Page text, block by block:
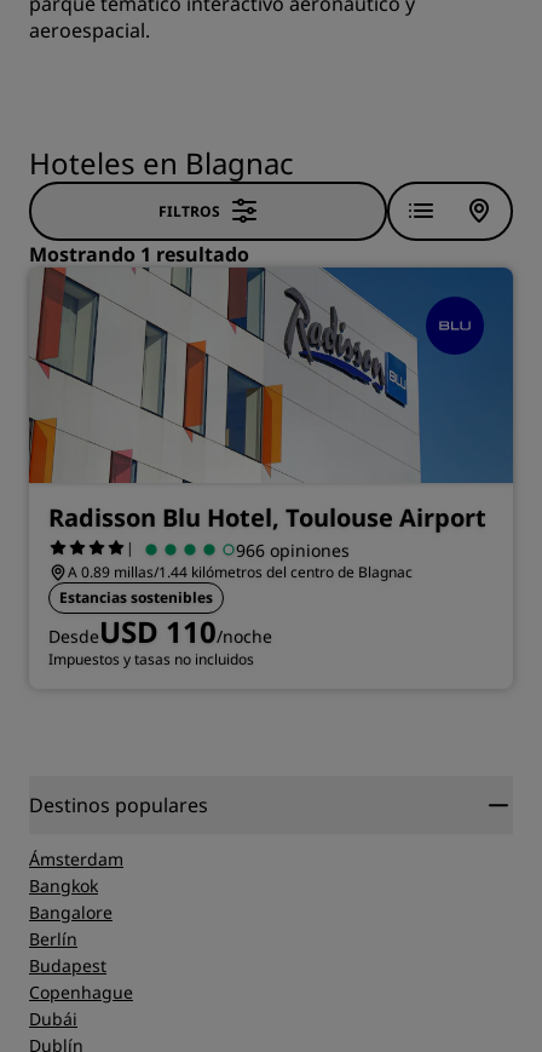
aeroespacial.
Hoteles en Blagnac
FILTROS
Mostrando 1 resultado
Radisson Blu Hotel, Toulouse Airport
| 966 opiniones
A 0.89 millas/1.44 kilómetros del centro de Blagnac
Estancias sostenibles
DesdeUSD 110/noche
Impuestos y tasas no incluidos
Destinos populares
Ámsterdam
Bangkok
Bangalore
Berlín
Budapest
Copenhague
Dubái
Dublín